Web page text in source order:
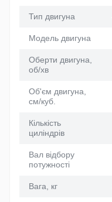
Тип двигуна
Модель двигуна
Оберти двигуна,
об/хв
Об'єм двигуна,
см/куб.
Кількість
циліндрів
Вал відбору
потужності
Вага, кг